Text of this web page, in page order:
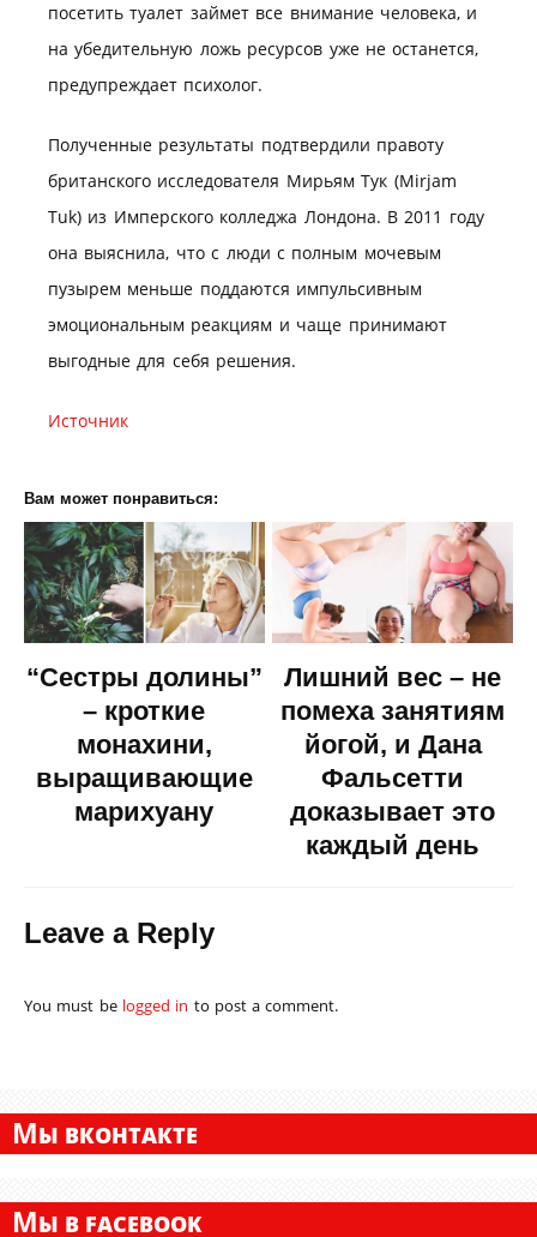
посетить туалет займет все внимание человека, и
на убедительную ложь ресурсов уже не останется,
предупреждает психолог.
Полученные результаты подтвердили правоту
британского исследователя Мирьям Тук (Mirjam
Tuk) из Имперского колледжа Лондона. В 2011 году
она выяснила, что с люди с полным мочевым
пузырем меньше поддаются импульсивным
эмоциональным реакциям и чаще принимают
выгодные для себя решения.
Источник
Вам может понравиться:
“Сестры долины”
– кроткие
монахини,
выращивающие
марихуану
Лишний вес – не
помеха занятиям
йогой, и Дана
Фальсетти
доказывает это
каждый день
Leave a Reply
You must be logged in to post a comment.
МЫ ВКОНТАКТЕ
МЫ В FACEBOOK